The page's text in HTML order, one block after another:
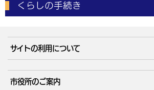
体育施設予約状況 ご意見
くらしの手続き
成人・仕事
住まい・引越 ごみ・
サイトの利用について
市役所のご案内